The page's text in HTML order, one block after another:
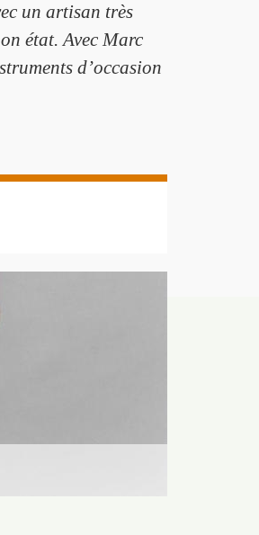
un artisan très
état. Avec Marc
d’occasion